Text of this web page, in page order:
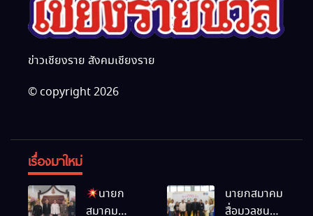
ข่าวเชียงราย สังคมเชียงราย
© copyright 2026
เรื่องมาใหม่
นายก
สมาคม
นายกสมาคม
สื่อมวลชน